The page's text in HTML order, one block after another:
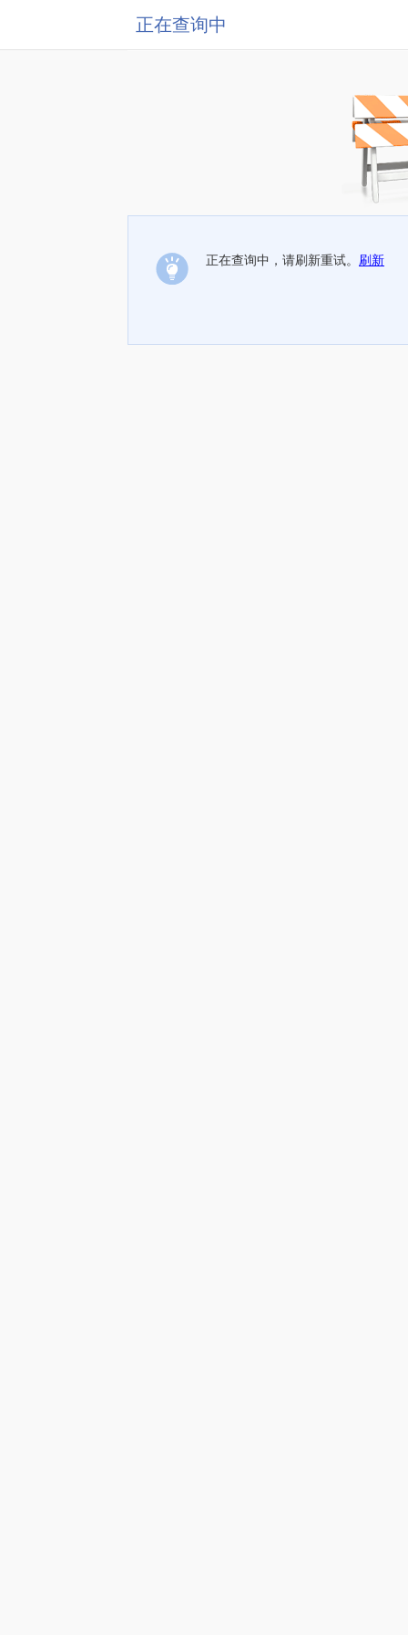
正在查询中
正在查询中，请刷新重试。 刷新